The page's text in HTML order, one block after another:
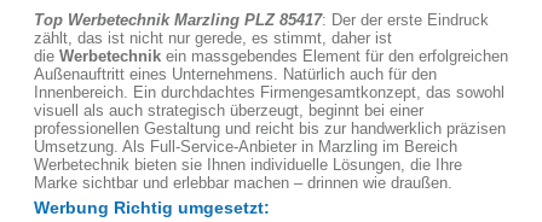
Top Werbetechnik Marzling PLZ 85417: Der der erste Eindruck
zählt, das ist nicht nur gerede, es stimmt, daher ist
die Werbetechnik ein massgebendes Element für den erfolgreichen
Außenauftritt eines Unternehmens. Natürlich auch für den
Innenbereich. Ein durchdachtes Firmengesamtkonzept, das sowohl
visuell als auch strategisch überzeugt, beginnt bei einer
professionellen Gestaltung und reicht bis zur handwerklich präzisen
Umsetzung. Als Full-Service-Anbieter in Marzling im Bereich
Werbetechnik bieten sie Ihnen individuelle Lösungen, die Ihre
Marke sichtbar und erlebbar machen – drinnen wie draußen.
Werbung Richtig umgesetzt: